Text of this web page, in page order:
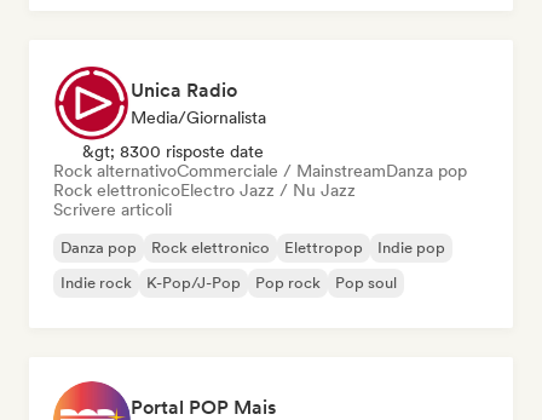
Unica Radio
Media/Giornalista
&gt; 8300 risposte date
Rock alternativoCommerciale / MainstreamDanza pop
Rock elettronicoElectro Jazz / Nu Jazz
Scrivere articoli
Danza pop Rock elettronico Elettropop
Indie pop
Indie rock
K-Pop/J-Pop Pop rock Pop soul
Portal POP Mais